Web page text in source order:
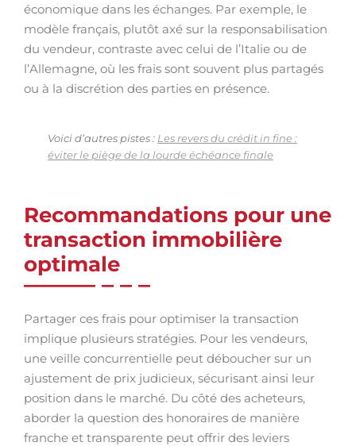
économique dans les échanges. Par exemple, le
modèle français, plutôt axé sur la responsabilisation
du vendeur, contraste avec celui de l’Italie ou de
l’Allemagne, où les frais sont souvent plus partagés
ou à la discrétion des parties en présence.
Voici d’autres pistes : Les revers du crédit in fine :
éviter le piège de la lourde échéance finale
Recommandations pour une
transaction immobilière
optimale
Partager ces frais pour optimiser la transaction
implique plusieurs stratégies. Pour les vendeurs,
une veille concurrentielle peut déboucher sur un
ajustement de prix judicieux, sécurisant ainsi leur
position dans le marché. Du côté des acheteurs,
aborder la question des honoraires de manière
franche et transparente peut offrir des leviers